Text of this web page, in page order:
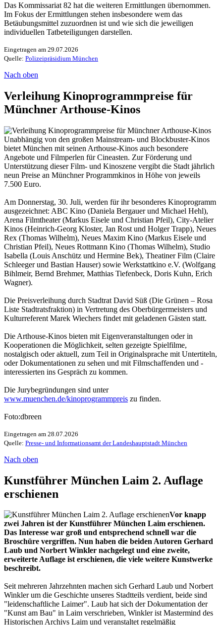
Das Kommissariat 82 hat die weiteren Ermittlungen übernommen.
Im Fokus der Ermittlungen stehen insbesondere wem das
Betäubungsmittel zuzuordnen ist und wie sich die jeweiligen
individuellen Tatbeteiligungen darstellen.
Eingetragen am 29.07.2026
Quelle: Polizeipräsidium München
Nach oben
Verleihung Kinoprogrammpreise für
Münchner Arthouse-Kinos
Unabhängig von den großen Mainstream- und Blockbuster-Kinos
bietet München mit seinen Arthouse-Kinos auch besondere
Angebote und Filmperlen für Cineasten. Zur Förderung und
Unterstützung dieser Film- und Kinoszene vergibt die Stadt jährlich
neun Preise an Münchner Programmkinos in Höhe von jeweils
7.500 Euro.
Am Donnerstag, 30. Juli, werden für ihr besonderes Kinoprogramm
ausgezeichnet: ABC Kino (Daniela Bergauer und Michael Hehl),
Arena Filmtheater (Markus Eisele und Christian Pfeil), City-Atelier
Kinos (Heinrich-Georg Kloster, Jan Rost und Holger Trapp), Neues
Rex (Thomas Wilhelm), Neues Maxim Kino (Markus Eisele und
Christian Pfeil), Neues Rottmann Kino (Thomas Wilhelm), Studio
Isabella (Louis Anschütz und Hermine Bek), Theatiner Film (Claire
Schleeger und Bastian Hauser) sowie Werkstattkino e.V. (Wolfgang
Bihlmeir, Bernd Brehmer, Matthias Tiefenbeck, Doris Kuhn, Erich
Wagner).
Die Preisverleihung durch Stadtrat David Süß (Die Grünen – Rosa
Liste Stadtratsfraktion) in Vertretung des Oberbürgermeisters und
Kulturreferent Marek Wiechers findet mit geladenen Gästen statt.
Die Arthouse-Kinos bieten mit Eigenveranstaltungen oder in
Kooperationen die Möglichkeit, selten gezeigte Spielfilme,
nostalgisch oder aktuell, zum Teil in Originalsprache mit Untertiteln,
oder Dokumentationen zu sehen und mit Filmschaffenden und -
interessierten ins Gespräch zu kommen.
Die Jurybegründungen sind unter
www.muenchen.de/kinoprogrammpreis zu finden.
Foto:dbreen
Eingetragen am 28.07.2026
Quelle: Presse- und Informationsamt der Landeshauptstadt München
Nach oben
Kunstführer München Laim 2. Auflage
erschienen
Vor knapp
zwei Jahren ist der Kunstführer München Laim erschienen.
Das Interesse war groß und entsprechend schnell war die
Broschüre vergriffen. Nun haben die beiden Autoren Gerhard
Laub und Norbert Winkler nachgelegt und eine zweite,
erweiterte Auflage ist erschienen, die viele weitere Kunstwerke
beschreibt.
Seit mehreren Jahrzehnten machen sich Gerhard Laub und Norbert
Winkler um die Geschichte unseres Stadtteils verdient, beide sind
"leidenschaftliche Laimer". Laub hat sich der Dokumentation der
"Kunst am Bau" in Laim verschrieben, Winkler ist Mastermind des
Historischen Archivs Laim und veranstaltet regelmäßig